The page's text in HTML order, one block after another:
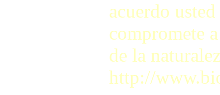
acuerdo
compromete
de la
http://